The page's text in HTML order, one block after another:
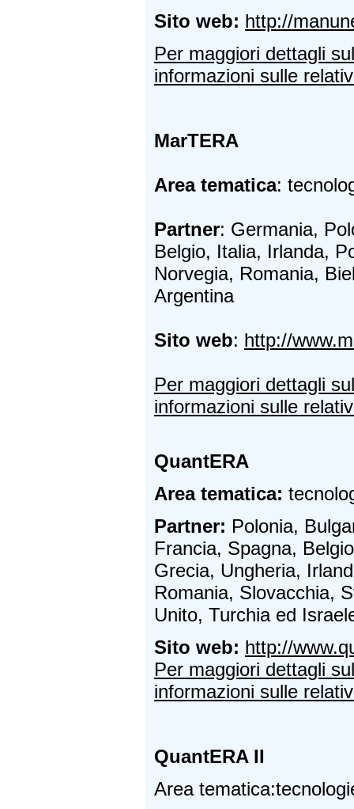
Sito web: http://
Per maggiori dettagli
informazioni sulle
MarTERA
Area tematica:
Partner: Germania,
Belgio, Italia, Irlanda,
Norvegia, Romania,
Argentina
Sito web: http://
Per maggiori dettagli
informazioni sulle
QuantERA
Area tematica:
Partner: Polonia,
Francia, Spagna,
Grecia, Ungheria,
Romania, Slovacchia,
Unito, Turchia ed
Sito web: http://
Per maggiori dettagli
informazioni sulle
QuantERA II
Area